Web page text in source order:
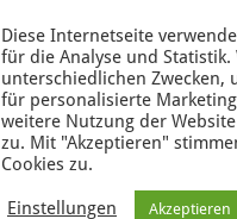
11. Juni 2026|Allgemein|
Diese Woche startet
euch in die Spiele
könnte ab morgen,
Diese Internetseite
für die Analyse und Statistik.
unterschiedlichen Zwecken,
für personalisierte
weitere Nutzung der
zu. Mit "Akzeptieren"
Cookies zu.
Einstellungen Akzeptieren